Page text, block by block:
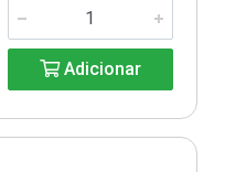
Adicionar